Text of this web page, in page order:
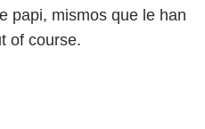
papi, mismos que le han
of course.